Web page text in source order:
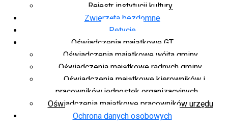
Rejestr instytucji kultury
Zwierzęta bezdomne
Petycje
Oświadczenia majątkowe GT
Oświadczenia majątkowe wójta gminy
Oświadczenia majątkowe radnych gminy
Oświadczenia majątkowe kierowników i
pracowników jednostek organizacyjnych
Oświadczenia majątkowe pracowników urzędu
Ochrona danych osobowych